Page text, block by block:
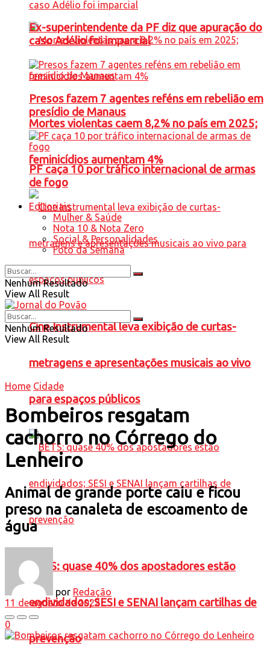
Mortes violentas caem 8,2% no país em 2025;
feminicídios aumentam 4%
Cine Instrumental leva exibição de curtas-
metragens e apresentações musicais ao vivo
para espaços públicos
BETS: quase 40% dos apostadores estão
endividados; SESI e SENAI lançam cartilhas de
prevenção
Ex-superintendente da PF diz que apuração do
caso Adélio foi imparcial
Presos fazem 7 agentes reféns em rebelião em
presídio de Manaus
PF caça 10 por tráfico internacional de armas
de fogo
Editoriais
Mulher & Saúde
Nota 10 & Nota Zero
Social & Personalidades
Foto da Semana
Nenhum Resultado
View All Result
Nenhum Resultado
View All Result
Home Cidade
Bombeiros resgatam
cachorro no Córrego do
Lenheiro
Animal de grande porte caiu e ficou
preso na canaleta de escoamento de
água
por Redação
11 de agosto de 2022
0